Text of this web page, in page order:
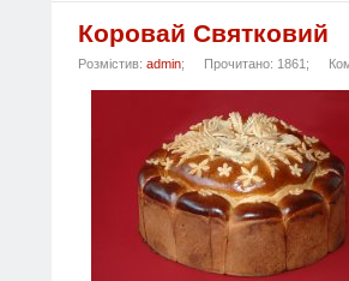
Коровай Святковий
Розмістив: admin; Прочитано: 1861;